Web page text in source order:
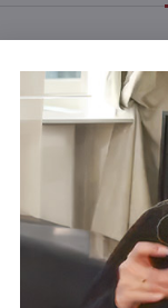
választás
nem
során.
lesz a lágy